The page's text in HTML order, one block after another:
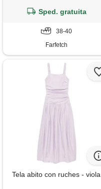
Sped. gratuita
38-40
Farfetch
Tela abito con ruches - viola